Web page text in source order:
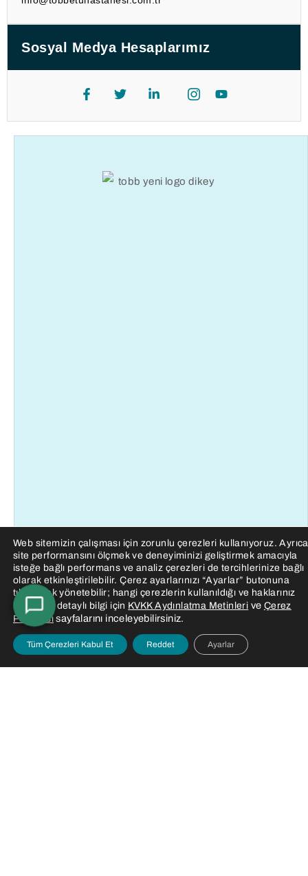
Sosyal Medya Hesaplarımız
Web sitemizin çalışması için zorunlu çerezleri kullanıyoruz. Ayrıca
site performansını ölçmek ve deneyiminizi geliştirmek amacıyla
isteğe bağlı performans ve analiz çerezleri de tercihlerinize bağlı
olarak etkinleştirilebilir. Çerez ayarlarınızı “Ayarlar” butonuna
tıklayarak yönetebilir; hangi çerezlerin kullanıldığı ve haklarınız
hakkında detaylı bilgi için KVKK Aydınlatma Metinleri ve Çerez
Politikası sayfalarını inceleyebilirsiniz.
Tüm Çerezleri Kabul Et Reddet Ayarlar